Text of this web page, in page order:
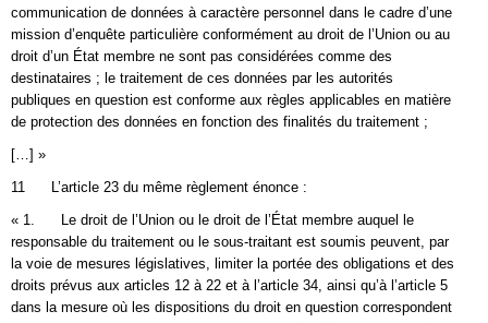
communication de données à caractère personnel dans le cadre d’une
mission d’enquête particulière conformément au droit de l’Union ou au
droit d’un État membre ne sont pas considérées comme des
destinataires ; le traitement de ces données par les autorités
publiques en question est conforme aux règles applicables en matière
de protection des données en fonction des finalités du traitement ;
[…] »
11 L’article 23 du même règlement énonce :
« 1. Le droit de l’Union ou le droit de l’État membre auquel le
responsable du traitement ou le sous-traitant est soumis peuvent, par
la voie de mesures législatives, limiter la portée des obligations et des
droits prévus aux articles 12 à 22 et à l’article 34, ainsi qu’à l’article 5
dans la mesure où les dispositions du droit en question correspondent